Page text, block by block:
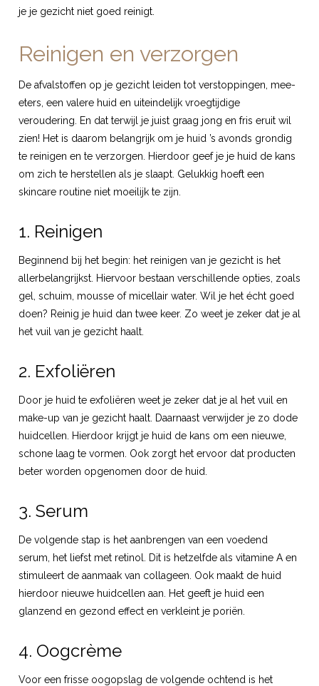
je je gezicht niet goed reinigt.
Reinigen en verzorgen
De afvalstoffen op je gezicht leiden tot verstoppingen, mee-
eters, een valere huid en uiteindelijk vroegtijdige
veroudering. En dat terwijl je juist graag jong en fris eruit wil
zien! Het is daarom belangrijk om je huid ’s avonds grondig
te reinigen en te verzorgen. Hierdoor geef je je huid de kans
om zich te herstellen als je slaapt. Gelukkig hoeft een
skincare routine niet moeilijk te zijn.
1. Reinigen
Beginnend bij het begin: het reinigen van je gezicht is het
allerbelangrijkst. Hiervoor bestaan verschillende opties, zoals
gel, schuim, mousse of micellair water. Wil je het écht goed
doen? Reinig je huid dan twee keer. Zo weet je zeker dat je al
het vuil van je gezicht haalt.
2. Exfoliëren
Door je huid te exfoliëren weet je zeker dat je al het vuil en
make-up van je gezicht haalt. Daarnaast verwijder je zo dode
huidcellen. Hierdoor krijgt je huid de kans om een nieuwe,
schone laag te vormen. Ook zorgt het ervoor dat producten
beter worden opgenomen door de huid.
3. Serum
De volgende stap is het aanbrengen van een voedend
serum, het liefst met retinol. Dit is hetzelfde als vitamine A en
stimuleert de aanmaak van collageen. Ook maakt de huid
hierdoor nieuwe huidcellen aan. Het geeft je huid een
glanzend en gezond effect en verkleint je poriën.
4. Oogcrème
Voor een frisse oogopslag de volgende ochtend is het